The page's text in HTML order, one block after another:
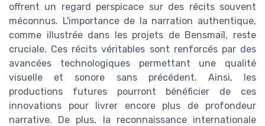
offrent un regard perspicace sur des récits souvent
méconnus. L'importance de la narration authentique,
comme illustrée dans les projets de Bensmaïl, reste
cruciale. Ces récits véritables sont renforcés par des
avancées technologiques permettant une qualité
visuelle et sonore sans précédent. Ainsi, les
productions futures pourront bénéficier de ces
innovations pour livrer encore plus de profondeur
narrative. De plus, la reconnaissance internationale